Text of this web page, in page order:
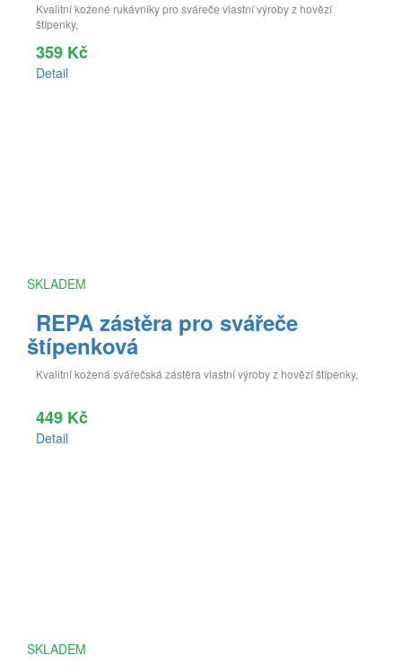
Kvalitní kožené rukávníky pro svářeče vlastní výroby z hovězí
štípenky,
359 Kč
Detail
SKLADEM
REPA zástěra pro svářeče
štípenková
Kvalitní kožená svářečská zástěra vlastní výroby z hovězí štípenky,
449 Kč
Detail
SKLADEM